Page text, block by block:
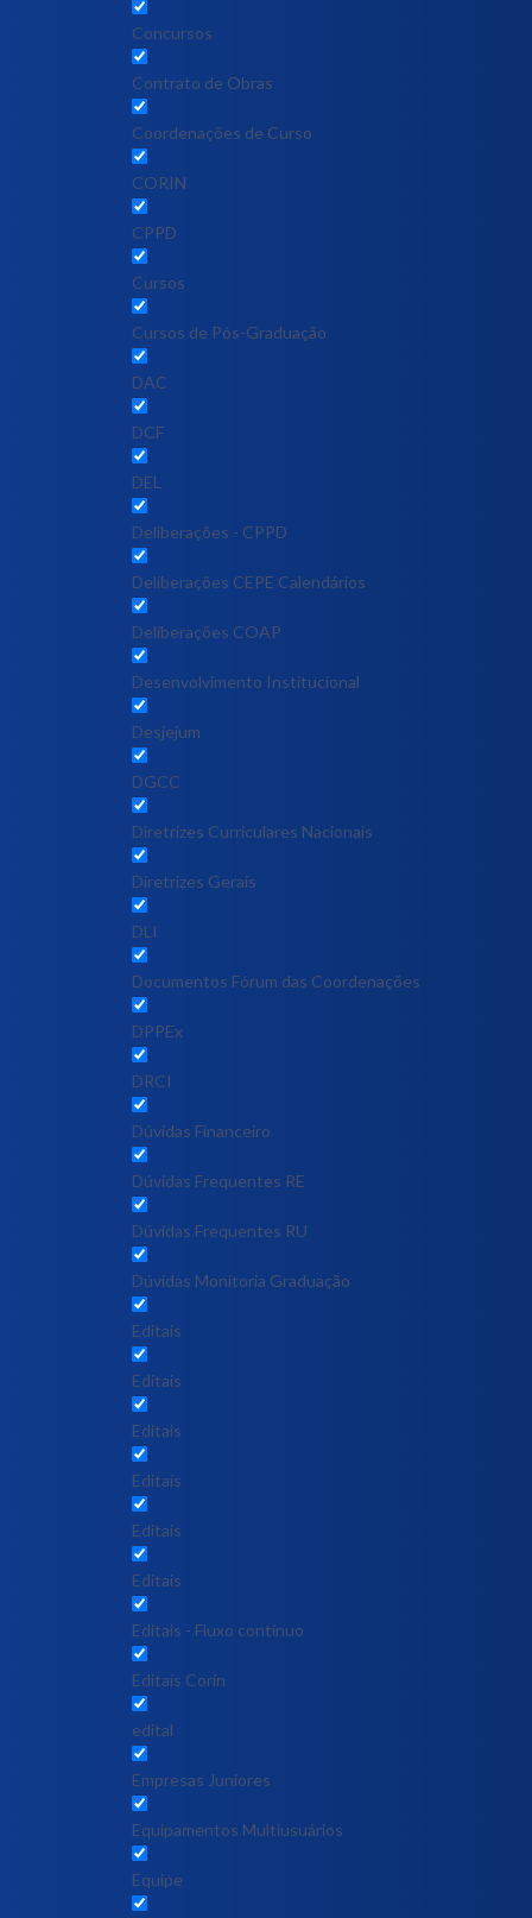
Concursos
Contrato de Obras
Coordenações de Curso
CORIN
CPPD
Cursos
Cursos de Pós-Graduação
DAC
DCF
DEL
Deliberações - CPPD
Deliberações CEPE Calendários
Deliberações COAP
Desenvolvimento Institucional
Desjejum
DGCC
Diretrizes Curriculares Nacionais
Diretrizes Gerais
DLI
Documentos Fórum das Coordenações
DPPEx
DRCI
Dúvidas Financeiro
Dúvidas Frequentes RE
Dúvidas Frequentes RU
Dúvidas Monitoria Graduação
Editais
Editais
Editais
Editais
Editais
Editais
Editais - Fluxo contínuo
Editais Corin
edital
Empresas Juniores
Equipamentos Multiusuários
Equipe